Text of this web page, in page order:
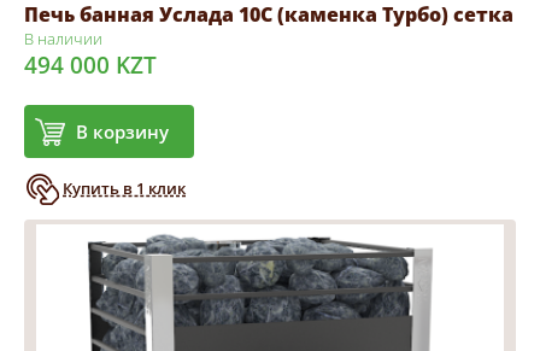
Печь банная Услада 10С (каменка Турбо) сетка
В наличии
494 000 KZT
В корзину
Купить в 1 клик